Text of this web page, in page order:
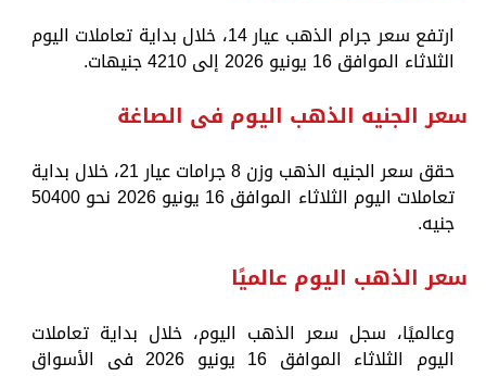
ارتفع سعر جرام الذهب عيار 14، خلال بداية تعاملات اليوم
الثلاثاء الموافق 16 يونيو 2026 إلى 4210 جنيهات.
سعر الجنيه الذهب اليوم فى الصاغة
حقق سعر الجنيه الذهب وزن 8 جرامات عيار 21، خلال بداية
تعاملات اليوم الثلاثاء الموافق 16 يونيو 2026 نحو 50400
جنيه.
سعر الذهب اليوم عالميًا
وعالميًا، سجل سعر الذهب اليوم، خلال بداية تعاملات
اليوم الثلاثاء الموافق 16 يونيو 2026 فى الأسواق